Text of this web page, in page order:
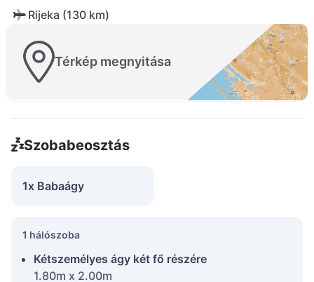
Rijeka (130 km)
Térkép megnyitása
Szobabeosztás
1x Babaágy
1 hálószoba
Kétszemélyes ágy két fő részére
1.80m x 2.00m